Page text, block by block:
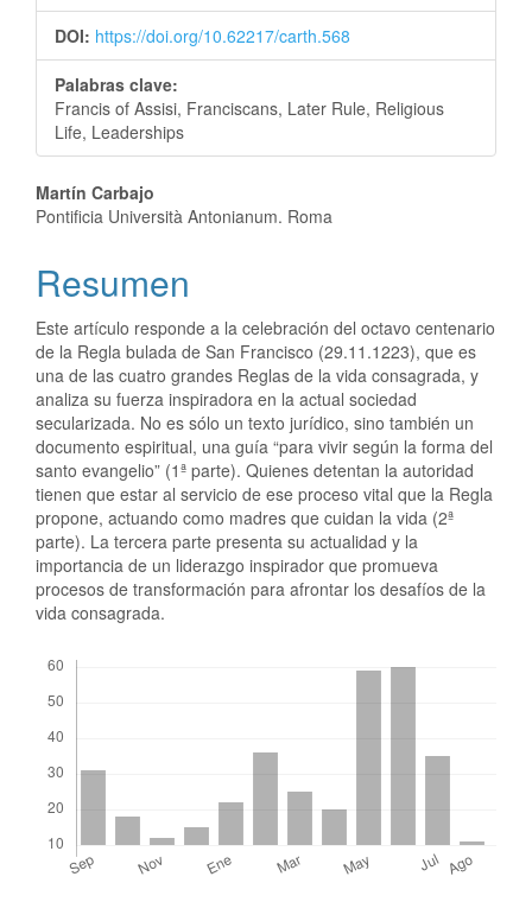
DOI: https://doi.org/10.62217/carth.568
Palabras clave:
Francis of Assisi, Franciscans, Later Rule, Religious
Life, Leaderships
Martín Carbajo
Pontificia Università Antonianum. Roma
Resumen
Este artículo responde a la celebración del octavo centenario
de la Regla bulada de San Francisco (29.11.1223), que es
una de las cuatro grandes Reglas de la vida consagrada, y
analiza su fuerza inspiradora en la actual sociedad
secularizada. No es sólo un texto jurídico, sino también un
documento espiritual, una guía “para vivir según la forma del
santo evangelio” (1ª parte). Quienes detentan la autoridad
tienen que estar al servicio de ese proceso vital que la Regla
propone, actuando como madres que cuidan la vida (2ª
parte). La tercera parte presenta su actualidad y la
importancia de un liderazgo inspirador que promueva
procesos de transformación para afrontar los desafíos de la
vida consagrada.